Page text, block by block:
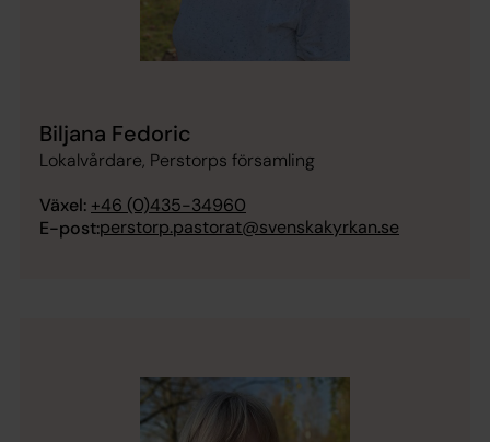
Biljana Fedoric
Lokalvårdare, Perstorps församling
Växel: +46 (0)435-34960
E-post:perstorp.pastorat@svenskakyrkan.se